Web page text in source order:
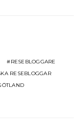
RESEBLOGGARE
RESEBLOGGAR